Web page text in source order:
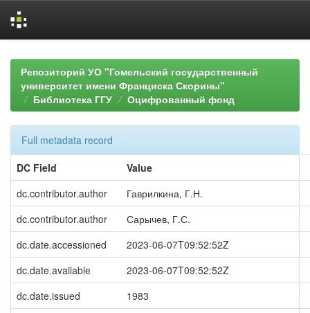
navigationРепозиторий УО "Гомельский государственный
университет имени Франциска Скорины"
Библиотека ГГУ
Оцифрованный фонд
Full metadata record
DC Field
Value
dc.contributor.author
Гаврилкина, Г.Н.
dc.contributor.author
Сарычев, Г.С.
dc.date.accessioned
2023-06-07T09:52:52Z
dc.date.available
2023-06-07T09:52:52Z
dc.date.issued
1983